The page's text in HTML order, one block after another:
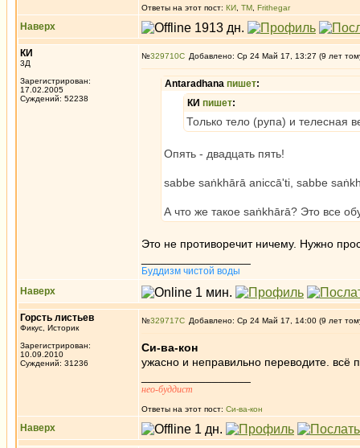
Ответы на этот пост: КИ ТМ Frithegar
Наверх
КИ
3Д
Зарегистрирован:
17.02.2005
Суждений: 52238
№329710 Добавлено: Ср 24 Май 17, 13:27 (9 лет
Antaradhana пишет:
КИ пишет:
Только тело (рупа) и телесная
Опять - двадцать пять!
sabbe saṅkhārā aniccā'ti, sabbe
А что же такое saṅkhārā? Это все
Это не противоречит ничему. Нужно
Буддизм чистой воды
Наверх
Горсть листьев
Фикус, Историк
Зарегистрирован:
10.09.2010
Суждений: 31236
№329717 Добавлено: Ср 24 Май 17, 14:00 (9 лет
Си-ва-кон
ужасно и неправильно переводите. всё
нео-буддист
Ответы на этот пост: Си-ва-кон
Наверх